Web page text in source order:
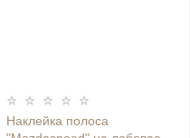
Наклейка полоса